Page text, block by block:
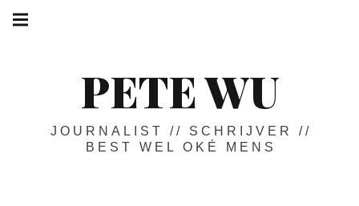
Skip
PETE WU
JOURNALIST // SCHRIJVER //
BEST WEL OKÉ MENS
navigation